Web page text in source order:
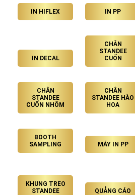
IN HIFLEX IN PP
IN DECAL
CHÂN
STANDEE
CUỐN
CHÂN
STANDEE
CUỐN NHÔM
CHÂN
STANDEE HÀO
HOA
BOOTH
SAMPLING
MÁY IN PP
KHUNG TREO
STANDEE
QUẢNG CÁO